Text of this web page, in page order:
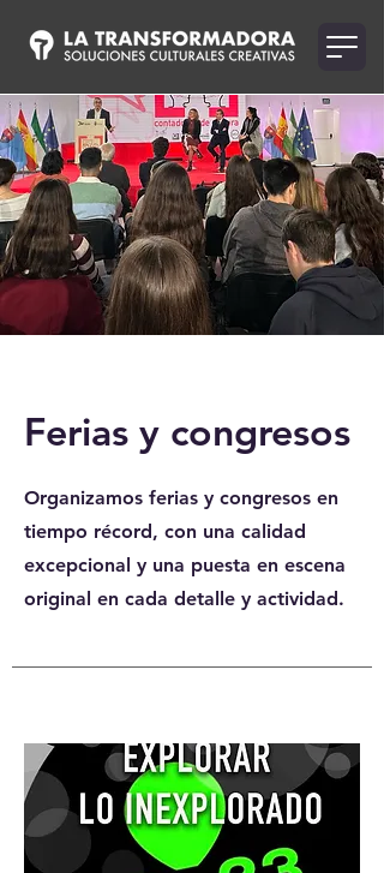
Ferias y congresos
Organizamos ferias y congresos en
tiempo récord, con una calidad
excepcional y una puesta en escena
original en cada detalle y actividad.